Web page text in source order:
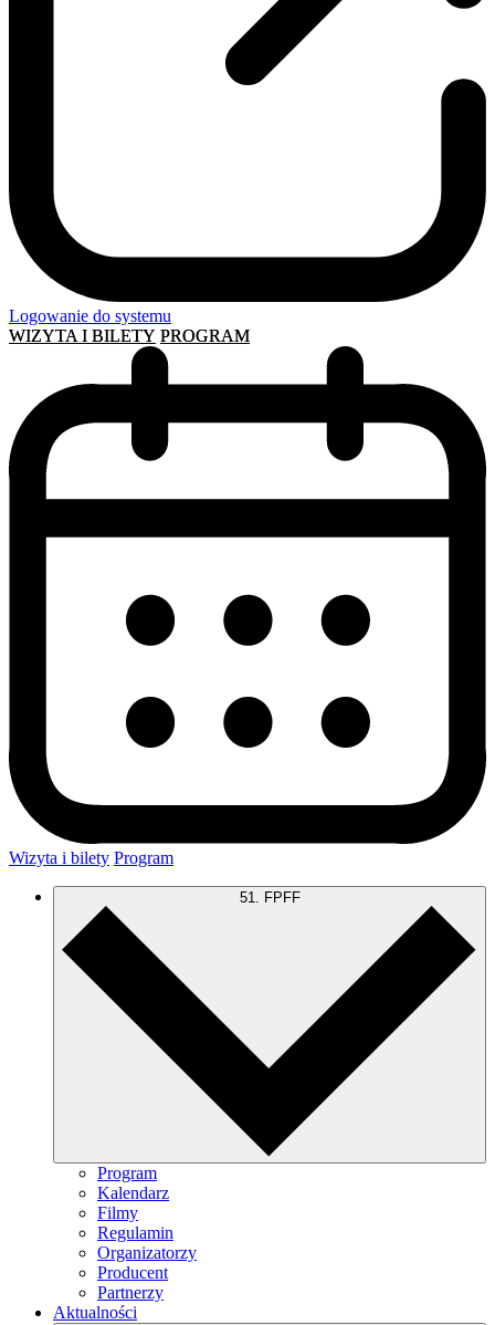
Logowanie do systemu
WIZYTA I BILETY PROGRAM
Wizyta i bilety Program
51. FPFF
Program
Kalendarz
Filmy
Regulamin
Organizatorzy
Producent
Partnerzy
Aktualności